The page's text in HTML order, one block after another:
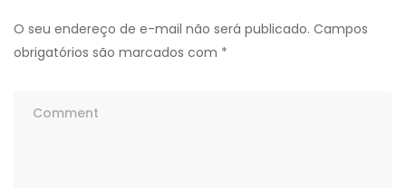
O seu endereço de e-mail não será publicado. Campos
obrigatórios são marcados com *